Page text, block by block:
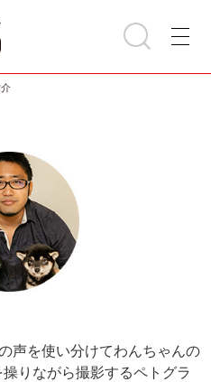
声を使い分けてわんちゃんの
りながら撮影するペトグラ